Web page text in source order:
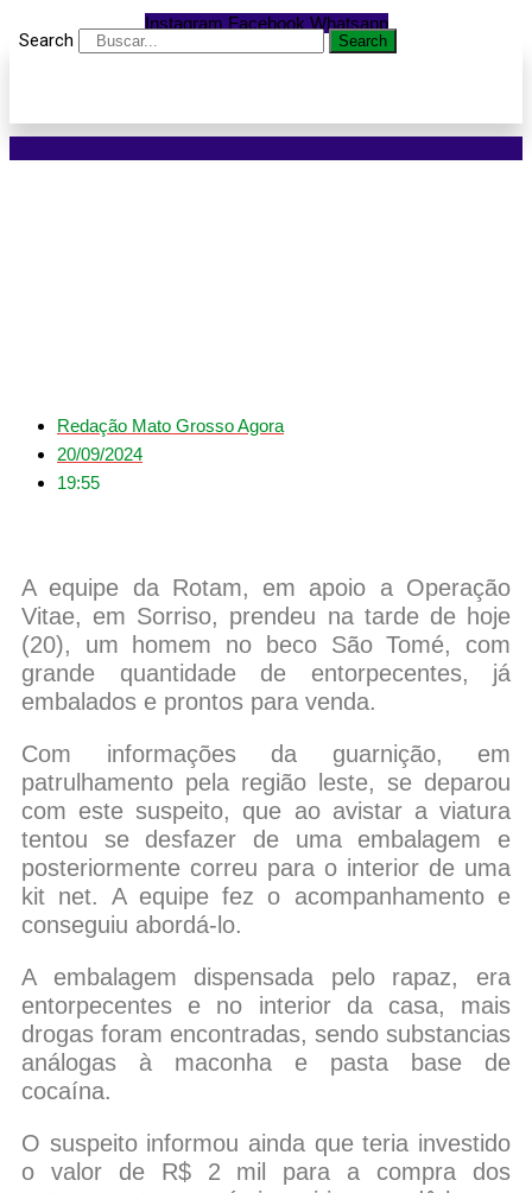
Instagram Facebook Whatsapp
Search Search
Redação Mato Grosso Agora
20/09/2024
19:55
A equipe da Rotam, em apoio a Operação
Vitae, em Sorriso, prendeu na tarde de hoje
(20), um homem no beco São Tomé, com
grande quantidade de entorpecentes, já
embalados e prontos para venda.
Com informações da guarnição, em
patrulhamento pela região leste, se deparou
com este suspeito, que ao avistar a viatura
tentou se desfazer de uma embalagem e
posteriormente correu para o interior de uma
kit net. A equipe fez o acompanhamento e
conseguiu abordá-lo.
A embalagem dispensada pelo rapaz, era
entorpecentes e no interior da casa, mais
drogas foram encontradas, sendo substancias
análogas à maconha e pasta base de
cocaína.
O suspeito informou ainda que teria investido
o valor de R$ 2 mil para a compra dos